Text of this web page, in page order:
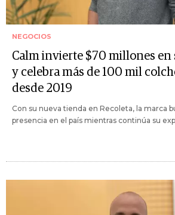
NEGOCIOS
Calm invierte $70 millones en
y celebra más de 100 mil
desde 2019
Con su nueva tienda en Recoleta, la marca
presencia en el país mientras continúa su